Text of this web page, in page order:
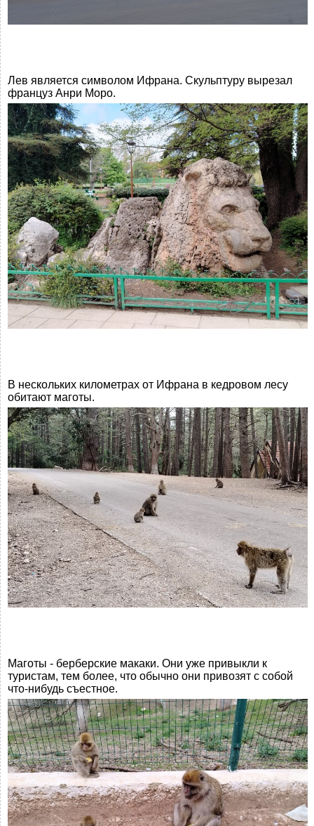
Лев является символом Ифрана. Скульптуру вырезал
француз Анри Моро.
В нескольких километрах от Ифрана в кедровом лесу
обитают маготы.
Маготы - берберские макаки. Они уже привыкли к
туристам, тем более, что обычно они привозят с собой
что-нибудь съестное.